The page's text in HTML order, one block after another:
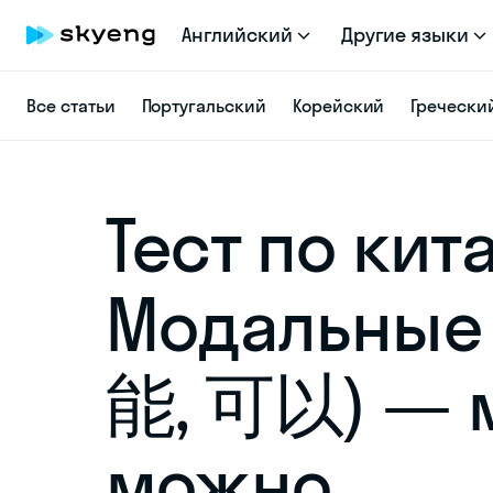
Английский Другие языки
Все статьи Португальский Корейский
Тест по
Модальные
能, 可以) —